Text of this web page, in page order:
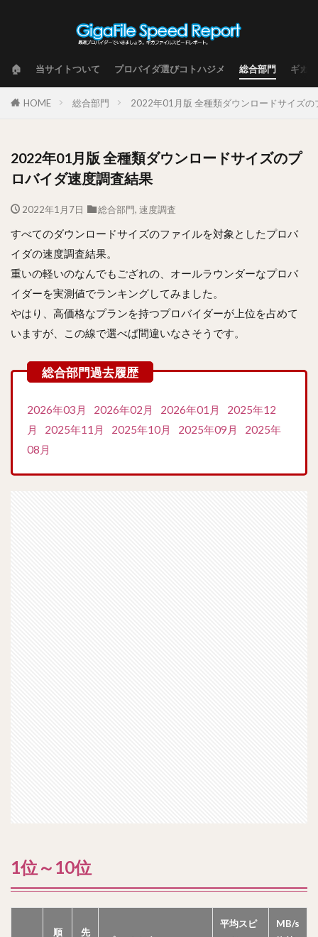
🏠 当サイトついて プロバイダ選びコトハジメ 総合部門 ギガ
HOME 総合部門 2022年01月版 全種類ダウンロードサイズの
2022年01月版 全種類ダウンロードサイズのプ
ロバイダ速度調査結果
2022年1月7日 総合部門, 速度調査
すべてのダウンロードサイズのファイルを対象としたプロバ
イダの速度調査結果。
重いの軽いのなんでもござれの、オールラウンダーなプロバ
イダーを実測値でランキングしてみました。
やはり、高価格なプランを持つプロバイダーが上位を占めて
いますが、この線で選べば間違いなさそうです。
2026年03月 2026年02月 2026年01月
2025年12
月
2025年11月 2025年10月 2025年09月
2025年
08月
1位～10位
順
先
平均スピ
MB/s